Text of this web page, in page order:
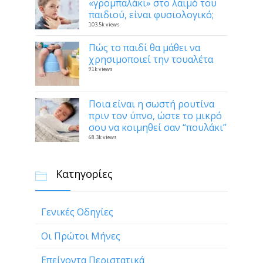
«γρομπαλάκι» στο λαιμό του
παιδιού, είναι φυσιολογικό;
103.5k views
Πώς το παιδί θα μάθει να
χρησιμοποιεί την τουαλέτα
91k views
Ποια είναι η σωστή ρουτίνα
πριν τον ύπνο, ώστε το μικρό
σου να κοιμηθεί σαν “πουλάκι”
68.3k views
 Κατηγορίες
Γενικές Οδηγίες
Οι Πρώτοι Μήνες
Επείγοντα Περιστατικά